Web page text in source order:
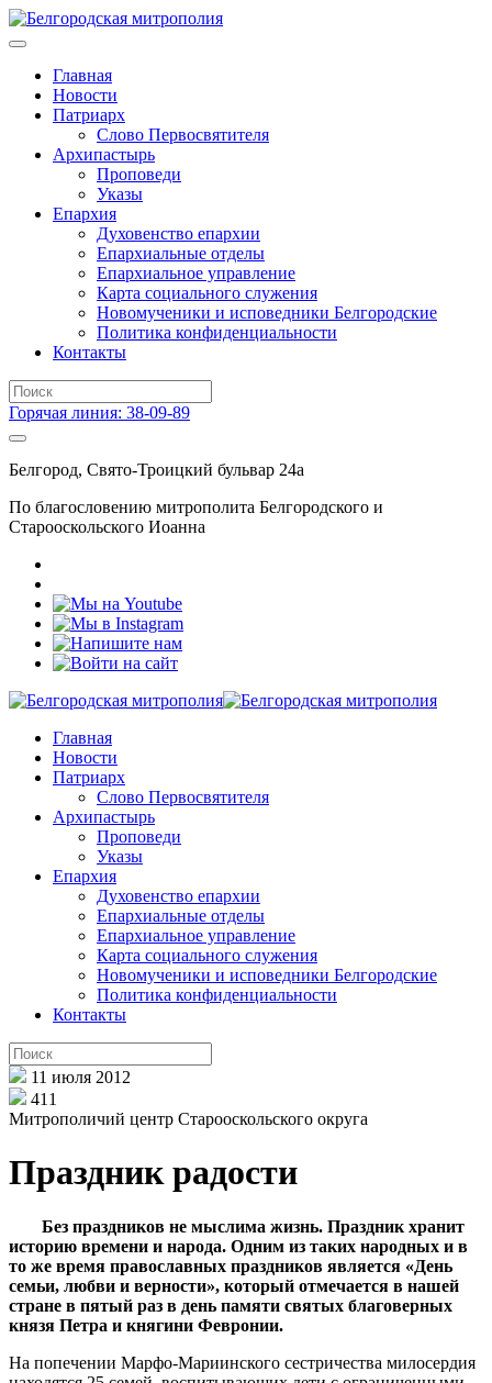
Главная
Новости
Патриарх
Слово Первосвятителя
Архипастырь
Проповеди
Указы
Епархия
Духовенство епархии
Епархиальные отделы
Епархиальное управление
Карта социального служения
Новомученики и исповедники Белгородские
Политика конфиденциальности
Контакты
Горячая линия: 38-09-89
Белгород, Свято-Троицкий бульвар 24а
По благословению митрополита Белгородского и
Старооскольского Иоанна
Главная
Новости
Патриарх
Слово Первосвятителя
Архипастырь
Проповеди
Указы
Епархия
Духовенство епархии
Епархиальные отделы
Епархиальное управление
Карта социального служения
Новомученики и исповедники Белгородские
Политика конфиденциальности
Контакты
11 июля 2012
411
Митрополичий центр Старооскольского округа
Праздник радости
Без праздников не мыслима жизнь. Праздник хранит
историю времени и народа. Одним из таких народных и в
то же время православных праздников является «День
семьи, любви и верности», который отмечается в нашей
стране в пятый раз в день памяти святых благоверных
князя Петра и княгини Февронии.
На попечении Марфо-Мариинского сестричества милосердия